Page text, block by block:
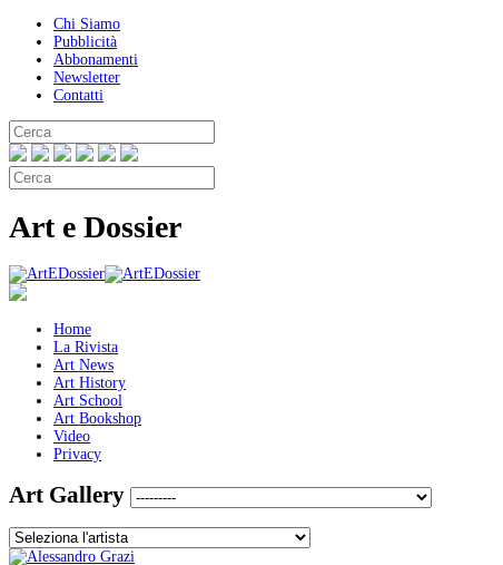
Chi Siamo
Pubblicità
Abbonamenti
Newsletter
Contatti
Art e Dossier
Home
La Rivista
Art News
Art History
Art School
Art Bookshop
Video
Privacy
Art Gallery